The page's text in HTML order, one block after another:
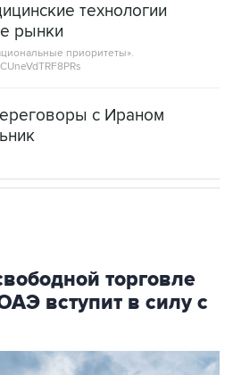
технологии
рынки
приоритеты».
с Ираном
торговле
вступит в силу с